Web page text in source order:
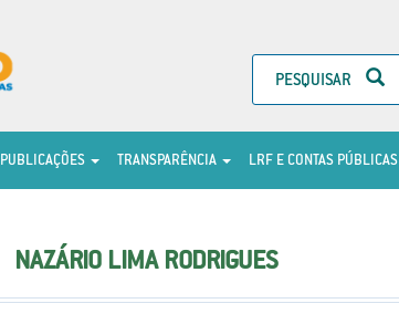
PESQUISAR
PUBLICAÇÕES TRANSPARÊNCIA LRF E CONTAS PÚBLICAS
NAZÁRIO LIMA RODRIGUES